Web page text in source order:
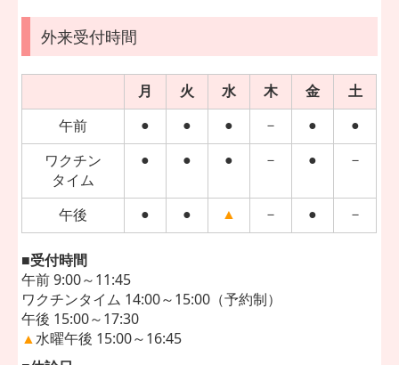
外来受付時間
月 火 水 木 金
土
午前
● ● ● － ● ●
ワクチン
タイム
● ● ● － ● －
午後 ● ● ▲ － ● －
■受付時間
午前 9:00～11:45
ワクチンタイム 14:00～15:00（予約制）
午後 15:00～17:30
▲水曜午後 15:00～16:45